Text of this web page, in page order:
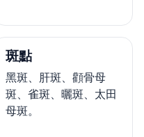
斑點
黑斑、肝斑、顴骨母
斑、雀斑、曬斑、太田
母斑。